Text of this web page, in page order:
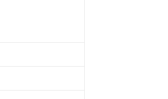
いただくには、I-Webメンバーズにご登録され
商談に必要な範囲で利用することをご了承くだ
して"
いし、環境に深刻な影響を及ぼさない年数を意
い。
キャンセル
ない機種